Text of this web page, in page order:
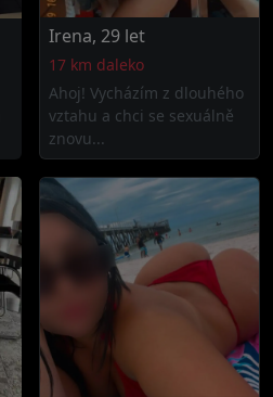
Irena, 29 let
17 km daleko
Ahoj! Vycházím z dlouhého
vztahu a chci se sexuálně
znovu...